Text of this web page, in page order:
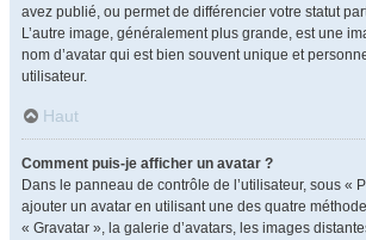
avez publié, ou permet de différencier votre statut
L’autre image, généralement plus grande, est une
nom d’avatar qui est bien souvent unique et
utilisateur.
Haut
Comment puis-je afficher un avatar ?
Dans le panneau de contrôle de l’utilisateur, sous «
ajouter un avatar en utilisant une des quatre
« Gravatar », la galerie d’avatars, les images